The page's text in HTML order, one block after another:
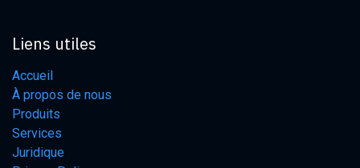
Liens utiles
Accueil
À propos de nous
Produits
Services
Juridique